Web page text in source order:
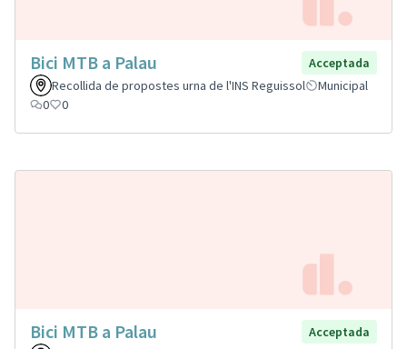
Bici MTB a Palau
Acceptada
Recollida de propostes urna de l'INS Reguissol
Municipal
0
0
Bici MTB a Palau
Acceptada